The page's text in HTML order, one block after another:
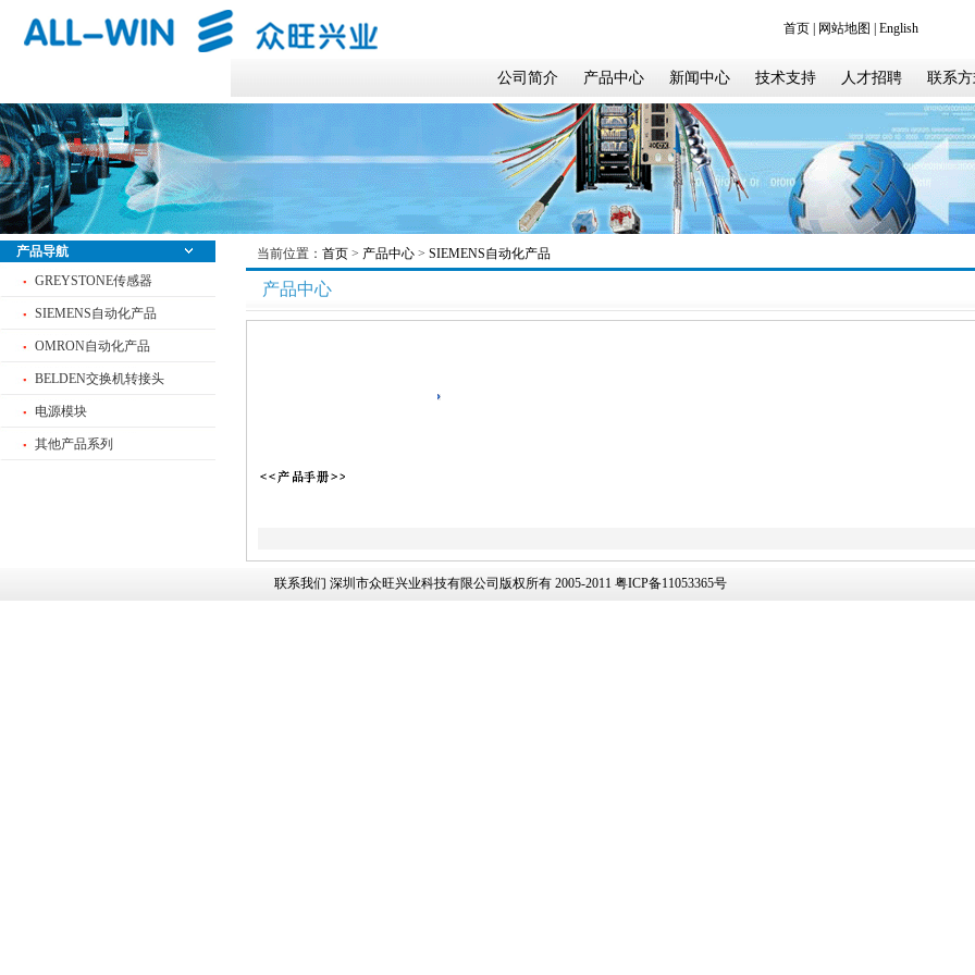
首页 网站地图 English
公司简介 产品中心 新闻中心 技术支持 人才招聘 联系方
产品导航
GREYSTONE传感器
SIEMENS自动化产品
OMRON自动化产品
BELDEN交换机转接头
电源模块
其他产品系列
当前位置： 首页 > 产品中心 > SIEMENS自动化产品
产品中心
联系我们 深圳市众旺兴业科技有限公司版权所有 2005-2011 粤ICP备11053365号